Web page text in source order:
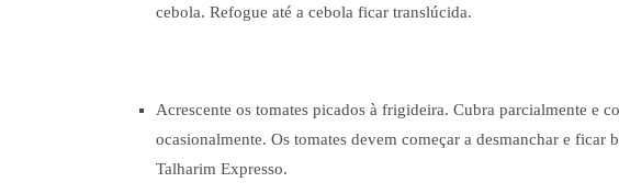
cebola. Refogue até a cebola ficar translúcida.
Acrescente os tomates picados à frigideira. Cubra parcialmente e
ocasionalmente. Os tomates devem começar a desmanchar e ficar
Talharim Expresso.